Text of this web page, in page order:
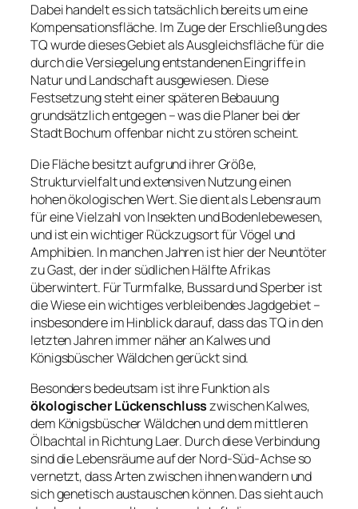
Dabei handelt es sich tatsächlich bereits um eine
Kompensationsfläche. Im Zuge der Erschließung des
TQ wurde dieses Gebiet als Ausgleichsfläche für die
durch die Versiegelung entstandenen Eingriffe in
Natur und Landschaft ausgewiesen. Diese
Festsetzung steht einer späteren Bebauung
grundsätzlich entgegen – was die Planer bei der
Stadt Bochum offenbar nicht zu stören scheint.
Die Fläche besitzt aufgrund ihrer Größe,
Strukturvielfalt und extensiven Nutzung einen
hohen ökologischen Wert. Sie dient als Lebensraum
für eine Vielzahl von Insekten und Bodenlebewesen,
und ist ein wichtiger Rückzugsort für Vögel und
Amphibien. In manchen Jahren ist hier der Neuntöter
zu Gast, der in der südlichen Hälfte Afrikas
überwintert. Für Turmfalke, Bussard und Sperber ist
die Wiese ein wichtiges verbleibendes Jagdgebiet –
insbesondere im Hinblick darauf, dass das TQ in den
letzten Jahren immer näher an Kalwes und
Königsbüscher Wäldchen gerückt sind.
Besonders bedeutsam ist ihre Funktion als
ökologischer Lückenschlusszwischen Kalwes,
dem Königsbüscher Wäldchen und dem mittleren
Ölbachtal in Richtung Laer. Durch diese Verbindung
sind die Lebensräume auf der Nord-Süd-Achse so
vernetzt, dass Arten zwischen ihnen wandern und
sich genetisch austauschen können. Das sieht auch